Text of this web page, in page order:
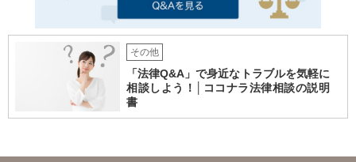
その他
「法律Q&A」で身近なトラブルを気軽に
相談しよう！│ココナラ法律相談の説明
書